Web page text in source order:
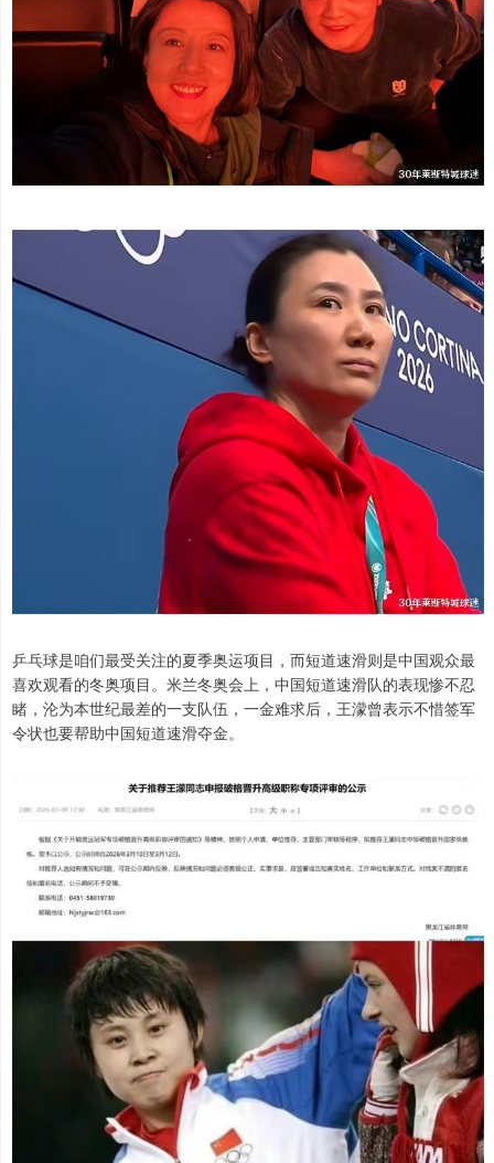
乒乓球是咱们最受关注的夏季奥运项目，而短道速滑则是中国观众最
喜欢观看的冬奥项目。米兰冬奥会上，中国短道速滑队的表现惨不忍
睹，沦为本世纪最差的一支队伍，一金难求后，王濛曾表示不惜签军
令状也要帮助中国短道速滑夺金。